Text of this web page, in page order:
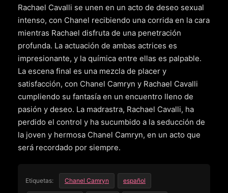
Rachael Cavalli se unen en un acto de deseo sexual
intenso, con Chanel recibiendo una corrida en la cara
mientras Rachael disfruta de una penetración
profunda. La actuación de ambas actrices es
impresionante, y la química entre ellas es palpable.
La escena final es una mezcla de placer y
satisfacción, con Chanel Camryn y Rachael Cavalli
cumpliendo su fantasía en un encuentro lleno de
pasión y deseo. La madrastra, Rachael Cavalli, ha
perdido el control y ha sucumbido a la seducción de
la joven y hermosa Chanel Camryn, en un acto que
será recordado por siempre.
Etiquetas: Chanel Camryn español